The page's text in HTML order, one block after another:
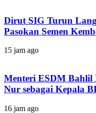
Dirut SIG Turun
Pasokan Semen
15 jam ago
Menteri ESDM
Nur sebagai Kepala
16 jam ago